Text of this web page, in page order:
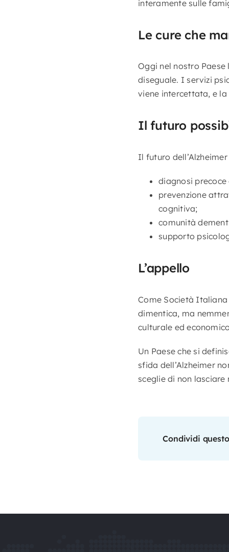
interamente sulle
Le cure che
Oggi nel nostro
diseguale. I servizi
viene intercettata, e
Il futuro
Il futuro
diagnosi
prevenzione
cognitiva;
comunità
supporto
L’appello
Come Società
dimentica, ma
culturale ed
Un Paese che si
sfida dell’Alzheimer
sceglie di non lasciare
Condividi